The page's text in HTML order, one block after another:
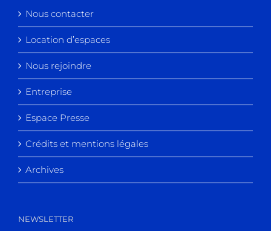
Nous contacter
Location d’espaces
Nous rejoindre
Entreprise
Espace Presse
Crédits et mentions légales
Archives
NEWSLETTER